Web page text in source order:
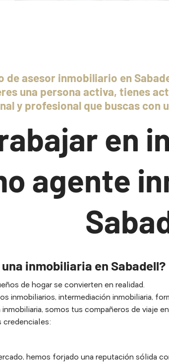
de asesor inmobiliario en
una persona activa, tienes
y profesional que buscas
en
agente
inmobiliaria en Sabadell?
de hogar se convierten en realidad.
inmobiliarios, intermediación inmobiliaria,
somos tus compañeros de viaje
credenciales:
hemos forjado una reputación sólida